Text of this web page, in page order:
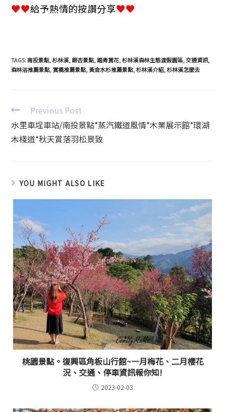
♥♥給予熱情的按讚分享♥♥
TAGS:南投景點, 杉林溪, 銀杏景點, 踏青賞花, 杉林溪森林生態渡假園區, 交通資訊,
森林浴推薦景點, 賞楓推薦景點, 黃金水杉推薦景點, 杉林溪介紹, 杉林溪怎麼去
Previous Post
水里車埕車站/南投景點*蒸汽鐵道風情*木業展示館*環湖
木棧道*秋天賞落羽松景致
YOU MIGHT ALSO LIKE
桃園景點。復興區角板山行館~一月梅花、二月櫻花
況、交通、停車資訊報你知!
2023-02-03